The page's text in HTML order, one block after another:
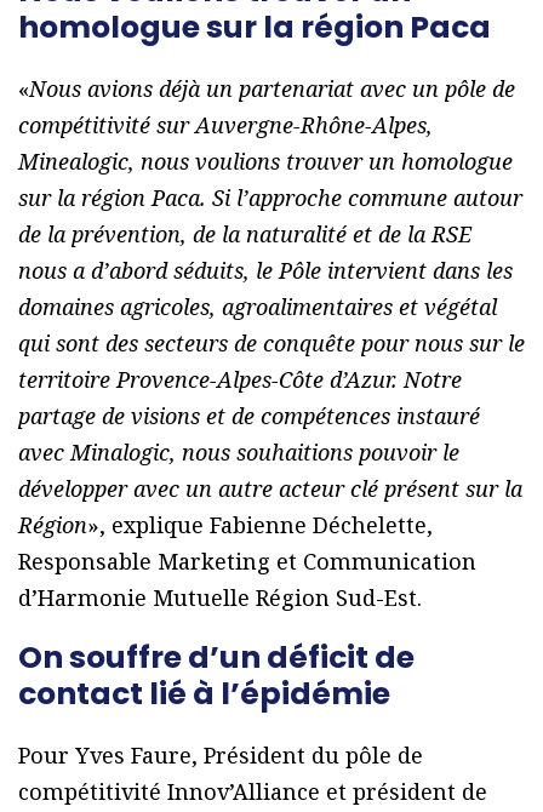
homologue sur la région Paca
«Nous avions déjà un partenariat avec un pôle de
compétitivité sur Auvergne-Rhône-Alpes,
Minealogic, nous voulions trouver un homologue
sur la région Paca. Si l’approche commune autour
de la prévention, de la naturalité et de la RSE
nous a d’abord séduits, le Pôle intervient dans les
domaines agricoles, agroalimentaires et végétal
qui sont des secteurs de conquête pour nous sur le
territoire Provence-Alpes-Côte d’Azur. Notre
partage de visions et de compétences instauré
avec Minalogic, nous souhaitions pouvoir le
développer avec un autre acteur clé présent sur la
Région», explique Fabienne Déchelette,
Responsable Marketing et Communication
d’Harmonie Mutuelle Région Sud-Est.
On souffre d’un déficit de
contact lié à l’épidémie
Pour Yves Faure, Président du pôle de
compétitivité Innov’Alliance et président de